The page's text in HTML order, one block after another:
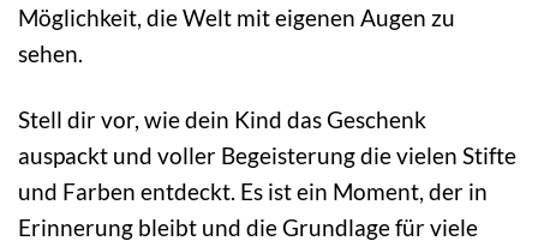
Möglichkeit, die Welt mit eigenen Augen zu
sehen.
Stell dir vor, wie dein Kind das Geschenk
auspackt und voller Begeisterung die vielen Stifte
und Farben entdeckt. Es ist ein Moment, der in
Erinnerung bleibt und die Grundlage für viele